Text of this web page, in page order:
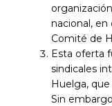
nacional,
Comité de
Esta oferta
sindicales
Huelga, que
Sin